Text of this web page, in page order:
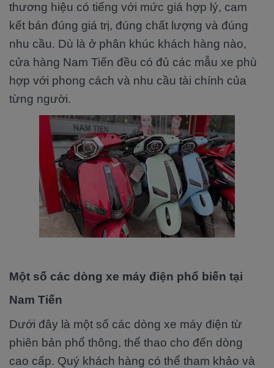
thương hiệu có tiếng với mức giá hợp lý, cam
kết bán đúng giá trị, đúng chất lượng và đúng
nhu cầu. Dù là ở phân khúc khách hàng nào,
cửa hàng Nam Tiến đều có đủ các mẫu xe phù
hợp với phong cách và nhu cầu tài chính của
từng người.
Một số các dòng xe máy điện phổ biến tại
Nam Tiến
Dưới đây là một số các dòng xe máy điện từ
phiên bản phổ thông, thể thao cho đến dòng
cao cấp. Quý khách hàng có thể tham khảo và